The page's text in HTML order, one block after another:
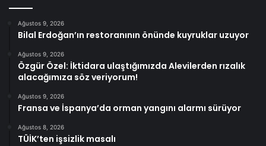
Ağustos 9, 2026
Bilal Erdoğan’ın restoranının önünde kuyruklar uzuyor
Ağustos 9, 2026
Özgür Özel: İktidara ulaştığımızda Alevilerden rızalık
alacağımıza söz veriyorum!
Ağustos 9, 2026
Fransa ve İspanya’da orman yangını alarmı sürüyor
Ağustos 8, 2026
TÜİK’ten işsizlik masalı